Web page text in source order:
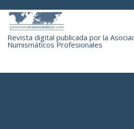
Revista digital publicada por la
Numismáticos Profesionales